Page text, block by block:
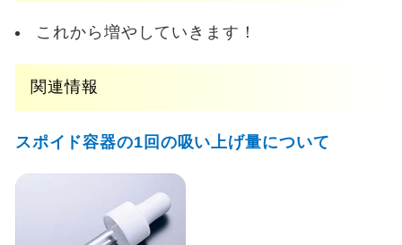
これから増やしていきます！
関連情報
スポイド容器の1回の吸い上げ量について